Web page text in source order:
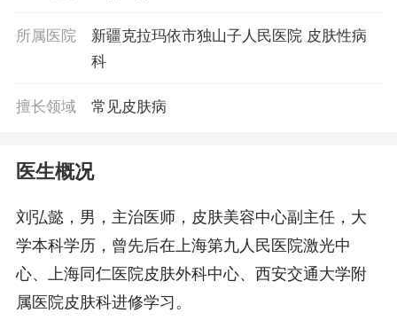
所属医院
新疆克拉玛依市独山子人民医院 皮肤性病
科
擅长领域 常见皮肤病
医生概况
刘弘懿，男，主治医师，皮肤美容中心副主任，大
学本科学历，曾先后在上海第九人民医院激光中
心、上海同仁医院皮肤外科中心、西安交通大学附
属医院皮肤科进修学习。